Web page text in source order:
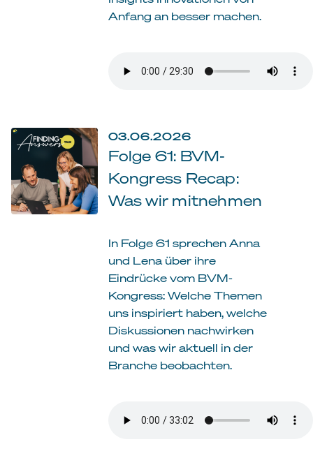
Anfang an besser machen.
03.06.2026
Folge 61: BVM-
Kongress Recap:
Was wir mitnehmen
In Folge 61 sprechen Anna
und Lena über ihre
Eindrücke vom BVM-
Kongress: Welche Themen
uns inspiriert haben, welche
Diskussionen nachwirken
und was wir aktuell in der
Branche beobachten.